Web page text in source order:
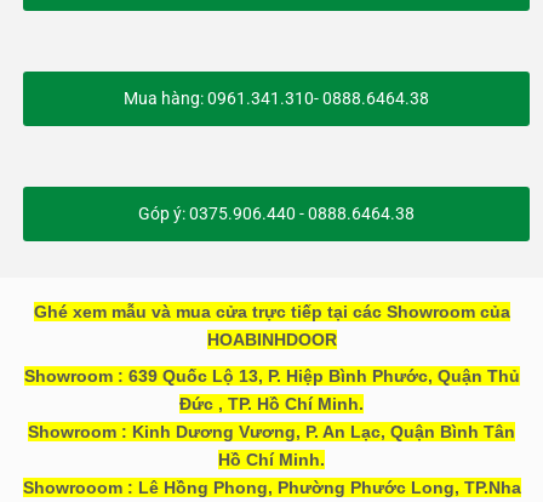
Mua hàng: 0961.341.310- 0888.6464.38
Góp ý: 0375.906.440 - 0888.6464.38
Ghé xem mẫu và mua cửa trực tiếp tại các Showroom của
HOABINHDOOR
Showroom : 639 Quốc Lộ 13, P. Hiệp Bình Phước, Quận Thủ
Đức , TP. Hồ Chí Minh.
Showroom : Kinh Dương Vương, P. An Lạc, Quận Bình Tân
Hồ Chí Minh.
Showrooom : Lê Hồng Phong, Phường Phước Long, TP.Nha